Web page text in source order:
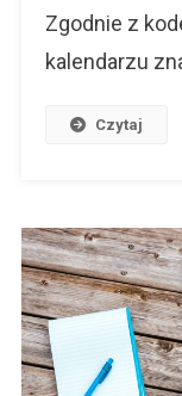
Zgodnie z
kalendarzu
Czytaj